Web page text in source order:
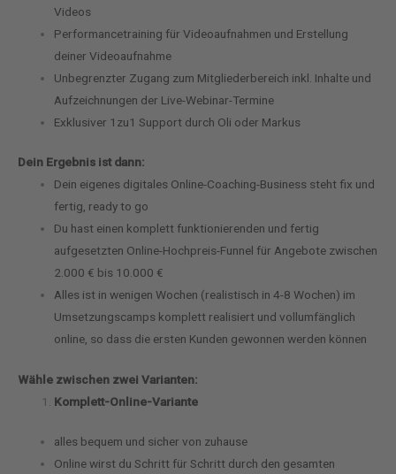
Videos
Performancetraining für Videoaufnahmen und Erstellung
deiner Videoaufnahme
Unbegrenzter Zugang zum Mitgliederbereich inkl. Inhalte und
Aufzeichnungen der Live-Webinar-Termine
Exklusiver 1zu1 Support durch Oli oder Markus
Dein Ergebnis ist dann:
Dein eigenes digitales Online-Coaching-Business steht fix und
fertig, ready to go
Du hast einen komplett funktionierenden und fertig
aufgesetzten Online-Hochpreis-Funnel für Angebote zwischen
2.000 € bis 10.000 €
Alles ist in wenigen Wochen (realistisch in 4-8 Wochen) im
Umsetzungscamps komplett realisiert und vollumfänglich
online, so dass die ersten Kunden gewonnen werden können
Wähle zwischen zwei Varianten:
Komplett-Online-Variante
alles bequem und sicher von zuhause
Online wirst du Schritt für Schritt durch den gesamten